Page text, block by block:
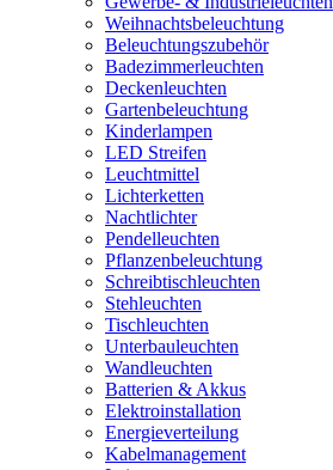
Weihnachtsbeleuchtung
Beleuchtungszubehör
Badezimmerleuchten
Deckenleuchten
Gartenbeleuchtung
Kinderlampen
LED Streifen
Leuchtmittel
Lichterketten
Nachtlichter
Pendelleuchten
Pflanzenbeleuchtung
Schreibtischleuchten
Stehleuchten
Tischleuchten
Unterbauleuchten
Wandleuchten
Batterien & Akkus
Elektroinstallation
Energieverteilung
Kabelmanagement